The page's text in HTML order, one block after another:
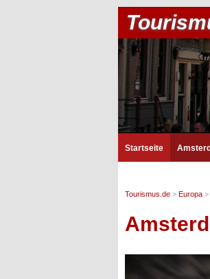
Startseite
Tourismus.de > Europa >